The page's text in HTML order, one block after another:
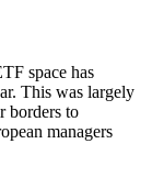
space has
This was largely
borders to
managers